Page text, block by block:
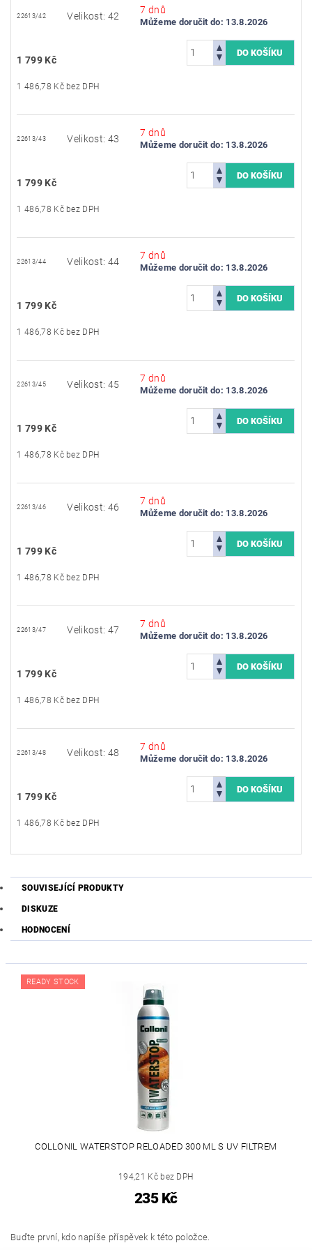
22613/42 Velikost: 42
7 dnů
Můžeme doručit do: 13.8.2026
1 799 Kč
1 486,78 Kč bez DPH
22613/43 Velikost: 43
7 dnů
Můžeme doručit do: 13.8.2026
1 799 Kč
1 486,78 Kč bez DPH
22613/44 Velikost: 44
7 dnů
Můžeme doručit do: 13.8.2026
1 799 Kč
1 486,78 Kč bez DPH
22613/45 Velikost: 45
7 dnů
Můžeme doručit do: 13.8.2026
1 799 Kč
1 486,78 Kč bez DPH
22613/46 Velikost: 46
7 dnů
Můžeme doručit do: 13.8.2026
1 799 Kč
1 486,78 Kč bez DPH
22613/47 Velikost: 47
7 dnů
Můžeme doručit do: 13.8.2026
1 799 Kč
1 486,78 Kč bez DPH
22613/48 Velikost: 48
7 dnů
Můžeme doručit do: 13.8.2026
1 799 Kč
1 486,78 Kč bez DPH
SOUVISEJÍCÍ PRODUKTY
DISKUZE
HODNOCENÍ
READY STOCK
COLLONIL WATERSTOP RELOADED 300 ML S UV FILTREM
194,21 Kč bez DPH
235 Kč
Buďte první, kdo napíše příspěvek k této položce.